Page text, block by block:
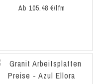
Ab 105.48 €/lfm